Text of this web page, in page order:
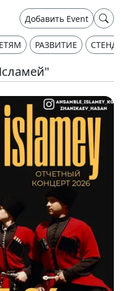
Добавить Event
РАЗВИТИЕ